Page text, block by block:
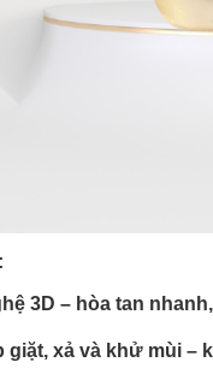
3D – hòa tan
giặt, xả và khử mùi –